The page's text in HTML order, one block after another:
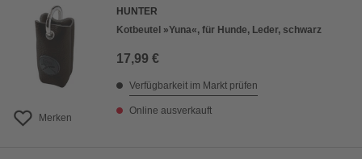
Merken
HUNTER
Kotbeutel »Yuna«, für Hunde, Leder, schwarz
17,99 €
Verfügbarkeit im Markt prüfen
Online ausverkauft